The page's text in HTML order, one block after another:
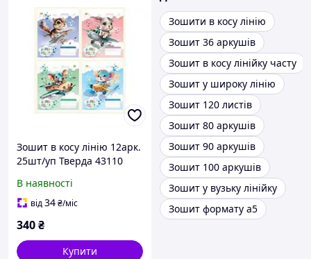
Зошит в косу лінію 12арк.
25шт/уп Тверда 43110
В наявності
від34₴/міс
340₴
Купити
Зошити в косу лінію
Зошит 36 аркушів
Зошит в косу лінійку часту
Зошит у широку лінію
Зошит 120 листів
Зошит 80 аркушів
Зошит 90 аркушів
Зошит 100 аркушів
Зошит у вузьку лінійку
Зошит формату а5